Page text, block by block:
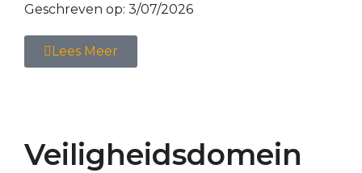
Geschreven op: 3/07/2026
Lees Meer
Veiligheidsdomein